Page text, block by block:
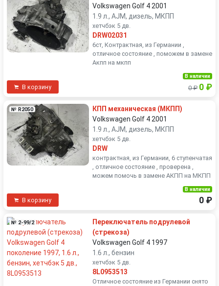
Volkswagen Golf 4 2001
1.9 л., AJM, дизель, МКПП
хетчбэк 5 дв.
DRW02031
6ст, Контрактная, из Германии ,
отличное состояние , поможем в замене
Акпп на мкпп
В корзину
В наличии
0 ₽ 0 ₽
№ R2050
КПП механическая (МКПП)
Volkswagen Golf 4 2001
1.9 л., AJM, дизель, МКПП
хетчбэк 5 дв.
DRW
контрактная, из Германии, 6 ступенчатая
, отличное состояние , проверена ,
можем помочь в замене АКПП на МКПП
В корзину
В наличии
0 ₽
№ 2-99/2
Переключатель подрулевой
(стрекоза)
Volkswagen Golf 4 1997
1.6 л., бензин
хетчбэк 5 дв.
8L0953513
Отличное состояние из Германии снято